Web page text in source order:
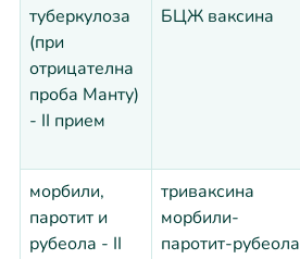
туберкулоза
(при
отрицателна
проба Манту)
- II прием
БЦЖ ваксина
морбили,
паротит и
рубеола - II
триваксина
морбили-
паротит-рубеола